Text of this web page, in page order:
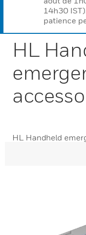
14h30
patience
HL
HL Handheld